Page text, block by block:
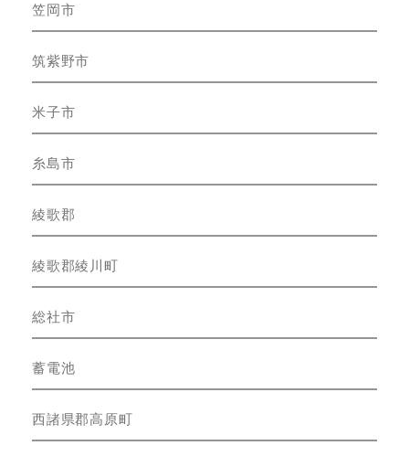
笠岡市
筑紫野市
米子市
糸島市
綾歌郡
綾歌郡綾川町
総社市
蓄電池
西諸県郡高原町